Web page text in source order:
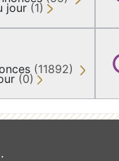
jour (1)
(11892)
(0)